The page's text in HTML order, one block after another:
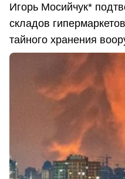
Игорь Мосийчук*
складов
тайного хранения